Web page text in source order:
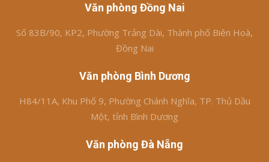
Văn phòng Đồng Nai
Số 83B/90, KP2, Phường Trảng Dài, Thành phố Biên Hoà,
Đồng Nai
Văn phòng Bình Dương
H84/11A, Khu Phố 9, Phường Chánh Nghĩa, TP. Thủ Dầu
Một, tỉnh Bình Dương
Văn phòng Đà Nẵng